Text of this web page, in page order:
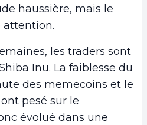
haussière, mais le
les traders sont
Inu. La faiblesse du
des memecoins et le
pesé sur le
évolué dans une